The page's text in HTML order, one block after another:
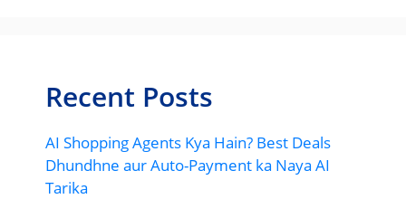
Recent Posts
AI Shopping Agents Kya Hain? Best Deals
Dhundhne aur Auto-Payment ka Naya AI
Tarika